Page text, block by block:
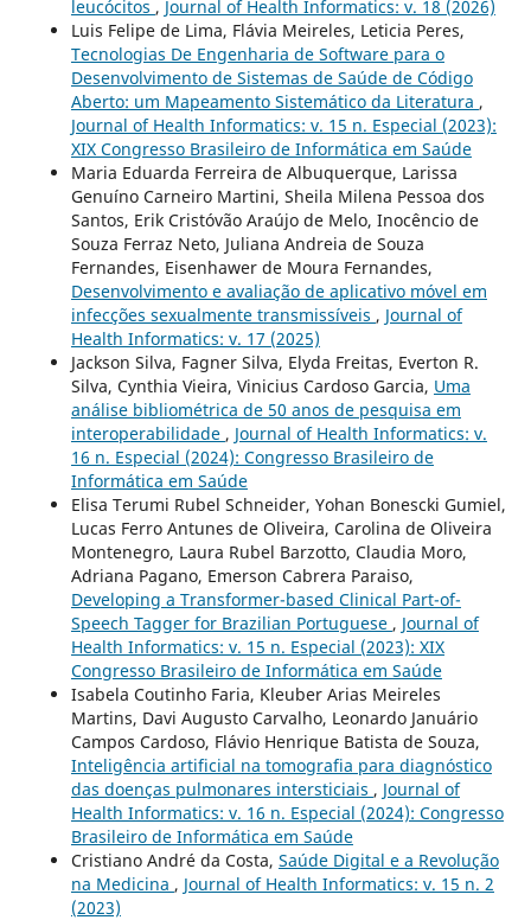
leucócitos , Journal of Health Informatics: v. 18 (2026)
Luis Felipe de Lima, Flávia Meireles, Leticia Peres,
Tecnologias De Engenharia de Software para o
Desenvolvimento de Sistemas de Saúde de Código
Aberto: um Mapeamento Sistemático da Literatura ,
Journal of Health Informatics: v. 15 n. Especial (2023):
XIX Congresso Brasileiro de Informática em Saúde
Maria Eduarda Ferreira de Albuquerque, Larissa
Genuíno Carneiro Martini, Sheila Milena Pessoa dos
Santos, Erik Cristóvão Araújo de Melo, Inocêncio de
Souza Ferraz Neto, Juliana Andreia de Souza
Fernandes, Eisenhawer de Moura Fernandes,
Desenvolvimento e avaliação de aplicativo móvel em
infecções sexualmente transmissíveis , Journal of
Health Informatics: v. 17 (2025)
Jackson Silva, Fagner Silva, Elyda Freitas, Everton R.
Silva, Cynthia Vieira, Vinicius Cardoso Garcia, Uma
análise bibliométrica de 50 anos de pesquisa em
interoperabilidade , Journal of Health Informatics: v.
16 n. Especial (2024): Congresso Brasileiro de
Informática em Saúde
Elisa Terumi Rubel Schneider, Yohan Bonescki Gumiel,
Lucas Ferro Antunes de Oliveira, Carolina de Oliveira
Montenegro, Laura Rubel Barzotto, Claudia Moro,
Adriana Pagano, Emerson Cabrera Paraiso,
Developing a Transformer-based Clinical Part-of-
Speech Tagger for Brazilian Portuguese , Journal of
Health Informatics: v. 15 n. Especial (2023): XIX
Congresso Brasileiro de Informática em Saúde
Isabela Coutinho Faria, Kleuber Arias Meireles
Martins, Davi Augusto Carvalho, Leonardo Januário
Campos Cardoso, Flávio Henrique Batista de Souza,
Inteligência artificial na tomografia para diagnóstico
das doenças pulmonares intersticiais , Journal of
Health Informatics: v. 16 n. Especial (2024): Congresso
Brasileiro de Informática em Saúde
Cristiano André da Costa, Saúde Digital e a Revolução
na Medicina , Journal of Health Informatics: v. 15 n. 2
(2023)